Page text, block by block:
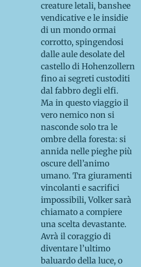
creature letali, banshee
vendicative e le insidie
di un mondo ormai
corrotto, spingendosi
dalle aule desolate del
castello di Hohenzollern
fino ai segreti custoditi
dal fabbro degli elfi.
Ma in questo viaggio il
vero nemico non si
nasconde solo tra le
ombre della foresta: si
annida nelle pieghe più
oscure dell’animo
umano. Tra giuramenti
vincolanti e sacrifici
impossibili, Volker sarà
chiamato a compiere
una scelta devastante.
Avrà il coraggio di
diventare l’ultimo
baluardo della luce, o